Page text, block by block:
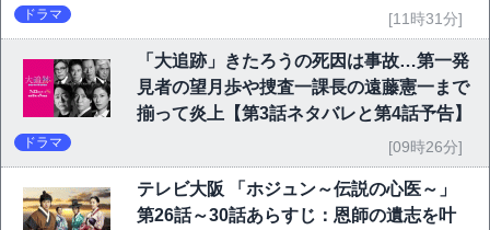
ドラマ [11時31分]
「大追跡」きたろうの死因は事故…第一発
見者の望月歩や捜査一課長の遠藤憲一まで
揃って炎上【第3話ネタバレと第4話予告】
ドラマ [09時26分]
テレビ大阪 「ホジュン～伝説の心医～」
第26話～30話あらすじ：恩師の遺志を叶